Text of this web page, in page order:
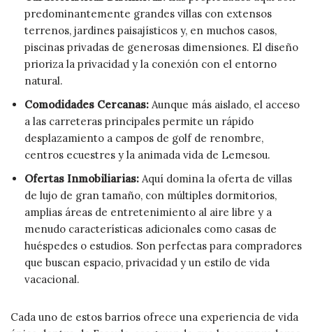
predominantemente grandes villas con extensos
terrenos, jardines paisajísticos y, en muchos casos,
piscinas privadas de generosas dimensiones. El diseño
prioriza la privacidad y la conexión con el entorno
natural.
Comodidades Cercanas: Aunque más aislado, el acceso
a las carreteras principales permite un rápido
desplazamiento a campos de golf de renombre,
centros ecuestres y la animada vida de Lemesou.
Ofertas Inmobiliarias: Aquí domina la oferta de villas
de lujo de gran tamaño, con múltiples dormitorios,
amplias áreas de entretenimiento al aire libre y a
menudo características adicionales como casas de
huéspedes o estudios. Son perfectas para compradores
que buscan espacio, privacidad y un estilo de vida
vacacional.
Cada uno de estos barrios ofrece una experiencia de vida